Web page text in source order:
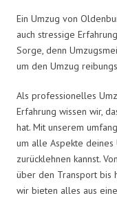
Ein Umzug von
auch stressige
Sorge, denn
um den Umzug
Als professionelles
Erfahrung wissen wir,
hat. Mit unserem
um alle Aspekte deines
zurücklehnen kannst.
über den Transport bis
wir bieten alles aus